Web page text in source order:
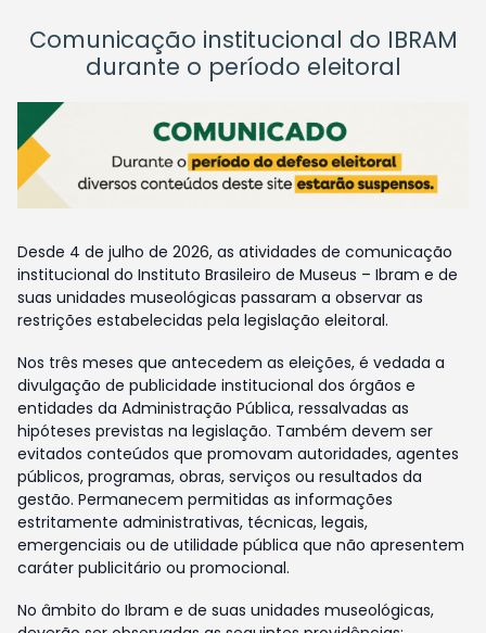
Comunicação institucional do IBRAM
durante o período eleitoral
Desde 4 de julho de 2026, as atividades de comunicação
institucional do Instituto Brasileiro de Museus – Ibram e de
suas unidades museológicas passaram a observar as
restrições estabelecidas pela legislação eleitoral.
Nos três meses que antecedem as eleições, é vedada a
divulgação de publicidade institucional dos órgãos e
entidades da Administração Pública, ressalvadas as
hipóteses previstas na legislação. Também devem ser
evitados conteúdos que promovam autoridades, agentes
públicos, programas, obras, serviços ou resultados da
gestão. Permanecem permitidas as informações
estritamente administrativas, técnicas, legais,
emergenciais ou de utilidade pública que não apresentem
caráter publicitário ou promocional.
No âmbito do Ibram e de suas unidades museológicas,